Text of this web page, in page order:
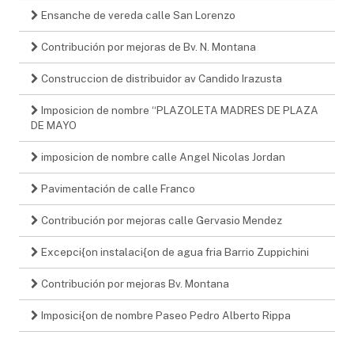
Ensanche de vereda calle San Lorenzo
Contribución por mejoras de Bv. N. Montana
Construccion de distribuidor av Candido Irazusta
Imposicion de nombre “PLAZOLETA MADRES DE PLAZA
DE MAYO
imposicion de nombre calle Angel Nicolas Jordan
Pavimentación de calle Franco
Contribución por mejoras calle Gervasio Mendez
Excepci{on instalaci{on de agua fria Barrio Zuppichini
Contribución por mejoras Bv. Montana
Imposici{on de nombre Paseo Pedro Alberto Rippa